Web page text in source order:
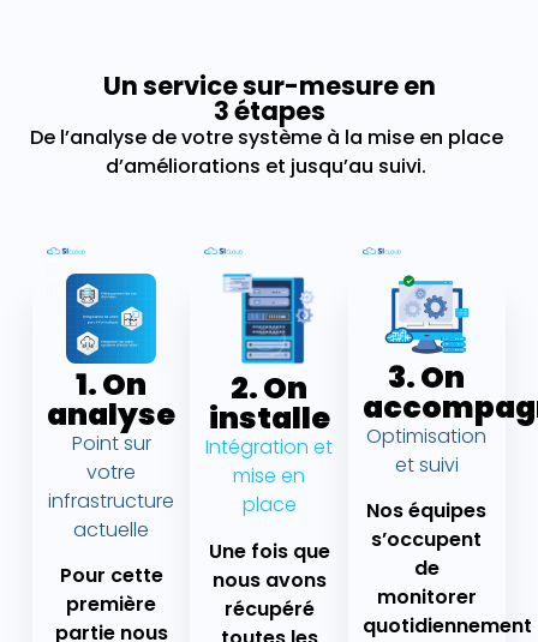
Un service sur-mesure en
3 étapes
De l’analyse de votre système à la mise en place
d’améliorations et jusqu’au suivi.
1. On
analyse
Point sur
votre
infrastructure
actuelle
Pour cette
première
partie nous
2. On
installe
Intégration et
mise en
place
Une fois que
nous avons
récupéré
3. On
Optimisation
et suivi
Nos équipes
s’occupent
de
monitorer
quotidiennement